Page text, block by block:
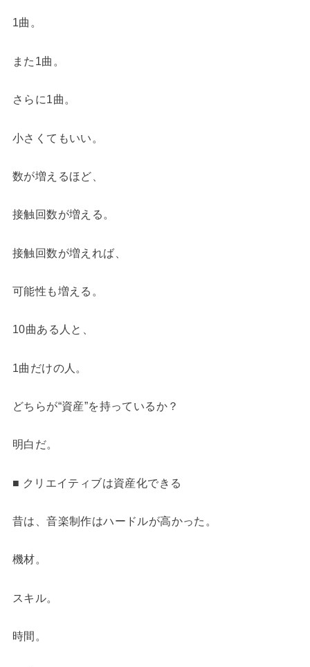
1曲。
また1曲。
さらに1曲。
小さくてもいい。
数が増えるほど、
接触回数が増える。
接触回数が増えれば、
可能性も増える。
10曲ある人と、
1曲だけの人。
どちらが“資産”を持っているか？
明白だ。
■ クリエイティブは資産化できる
昔は、音楽制作はハードルが高かった。
機材。
スキル。
時間。